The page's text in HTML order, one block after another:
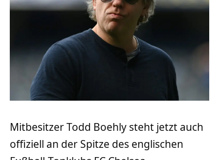
Mitbesitzer Todd Boehly steht jetzt auch
offiziell an der Spitze des englischen